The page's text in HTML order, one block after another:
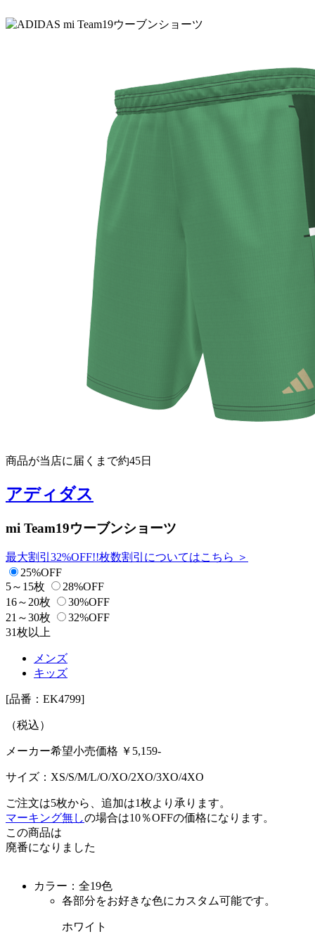
商品が当店に届くまで約45日
アディダス
mi Team19ウーブンショーツ
最大割引32%OFF!!枚数割引についてはこちら ＞
25%OFF
5～15枚
28%OFF
16～20枚
30%OFF
21～30枚
32%OFF
31枚以上
メンズ
キッズ
[品番：EK4799]
（税込）
メーカー希望小売価格 ￥ 5,159-
サイズ： XS/S/M/L/O/XO/2XO/3XO/4XO
ご注文は5枚から、追加は1枚より承ります。
マーキング無しの場合は10％OFFの価格になります。
この商品は
廃番になりました
カラー：全19色
各部分をお好きな色にカスタム可能です。
ホワイト